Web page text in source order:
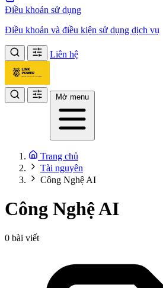
Điều khoản sử dụng
Điều khoản và điều kiện sử dụng dịch vụ
Liên hệ
Mở menu
Trang chủ
Tài nguyên
Công Nghệ AI
Công Nghệ AI
0 bài viết